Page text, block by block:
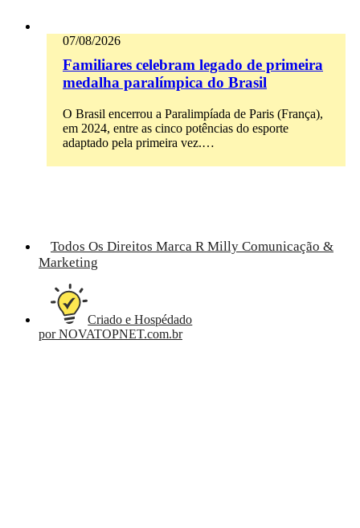
07/08/2026
Familiares celebram legado de primeira
medalha paralímpica do Brasil
O Brasil encerrou a Paralimpíada de Paris (França),
em 2024, entre as cinco potências do esporte
adaptado pela primeira vez.…
Todos Os Direitos Marca R Milly Comunicação &
Marketing
Criado e Hospédado
por NOVATOPNET.com.br